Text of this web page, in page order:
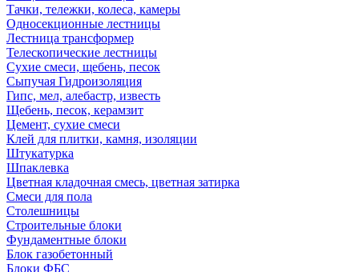
Тачки, тележки, колеса, камеры
Односекционные лестницы
Лестница трансформер
Телескопические лестницы
Сухие смеси, щебень, песок
Сыпучая Гидроизоляция
Гипс, мел, алебастр, известь
Щебень, песок, керамзит
Цемент, сухие смеси
Клей для плитки, камня, изоляции
Штукатурка
Шпаклевка
Цветная кладочная смесь, цветная затирка
Смеси для пола
Столешницы
Строительные блоки
Фундаментные блоки
Блок газобетонный
Блоки ФБС